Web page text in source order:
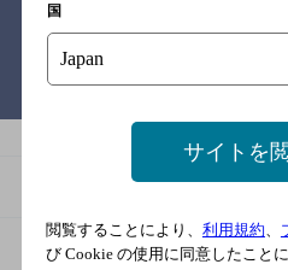
商品TOP
知る・楽しむ
国
サイトを
閲覧することにより、 利用規約
び Cookie の使用に同意したことに